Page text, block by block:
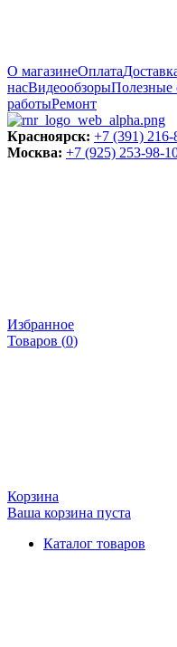
О магазинеОплата
насВидеообзорыПолезные
работыРемонт
Красноярск: +7 (391) 216-
Москва: +7 (925) 253-98-
Избранное
Товаров (0)
Корзина
Ваша корзина пуста
Каталог товаров